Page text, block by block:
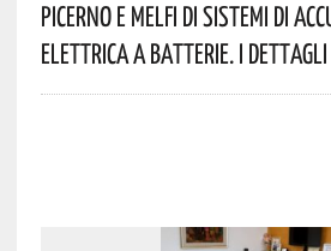
Picerno E Melfi Di Sistemi Di
Elettrica A Batterie. I Dettagli